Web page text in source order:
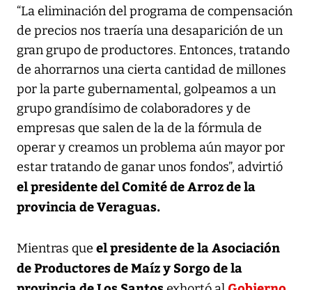
“La eliminación del programa de compensación
de precios nos traería una desaparición de un
gran grupo de productores. Entonces, tratando
de ahorrarnos una cierta cantidad de millones
por la parte gubernamental, golpeamos a un
grupo grandísimo de colaboradores y de
empresas que salen de la de la fórmula de
operar y creamos un problema aún mayor por
estar tratando de ganar unos fondos”, advirtió
el presidente del Comité de Arroz de la
provincia de Veraguas.
Mientras que el presidente de la Asociación
de Productores de Maíz y Sorgo de la